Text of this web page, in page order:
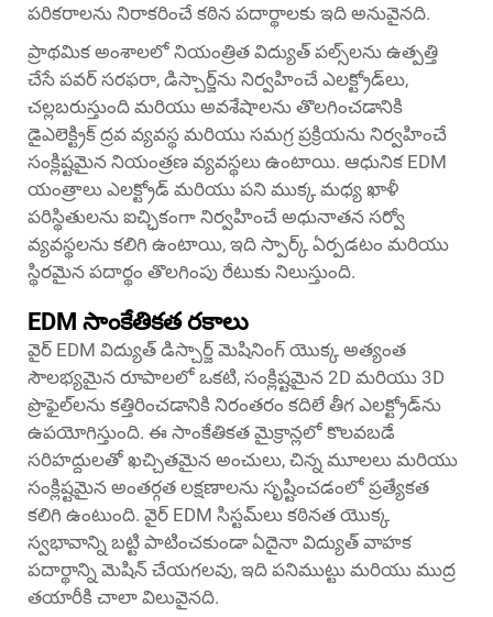
పరికరాలను నిరాకరించే కఠిన పదార్థాలకు ఇది అనువైనది.
ప్రాథమిక అంశాలలో నియంత్రిత విద్యుత్ పల్స్‌లను ఉత్పత్తి
చేసే పవర్ సరఫరా, డిస్చార్జ్‌ను నిర్వహించే ఎలక్ట్రోడ్‌లు,
చల్లబరుస్తుంది మరియు అవశేషాలను తొలగించడానికి
డైఎలెక్ట్రిక్ ద్రవ వ్యవస్థ మరియు సమగ్ర ప్రక్రియను నిర్వహించే
సంక్లిష్టమైన నియంత్రణ వ్యవస్థలు ఉంటాయి. ఆధునిక EDM
యంత్రాలు ఎలక్ట్రోడ్ మరియు పని ముక్క మధ్య ఖాళీ
పరిస్థితులను ఐచ్ఛికంగా నిర్వహించే అధునాతన సర్వో
వ్యవస్థలను కలిగి ఉంటాయి, ఇది స్పార్క్ ఏర్పడటం మరియు
స్థిరమైన పదార్థం తొలగింపు రేటుకు నిలుస్తుంది.
EDM సాంకేతికత రకాలు
వైర్ EDM విద్యుత్ డిస్చార్జ్ మెషినింగ్ యొక్క అత్యంత
సౌలభ్యమైన రూపాలలో ఒకటి, సంక్లిష్టమైన 2D మరియు 3D
ప్రొఫైల్‌లను కత్తిరించడానికి నిరంతరం కదిలే తీగ ఎలక్ట్రోడ్‌ను
ఉపయోగిస్తుంది. ఈ సాంకేతికత మైక్రాన్లలో కొలవబడే
సరిహద్దులతో ఖచ్చితమైన అంచులు, చిన్న మూలలు మరియు
సంక్లిష్టమైన అంతర్గత లక్షణాలను సృష్టించడంలో ప్రత్యేకత
కలిగి ఉంటుంది. వైర్ EDM సిస్టమ్‌లు కఠినత యొక్క
స్వభావాన్ని బట్టి పాటించకుండా ఏదైనా విద్యుత్ వాహక
పదార్థాన్ని మెషిన్ చేయగలవు, ఇది పనిముట్టు మరియు ముద్ర
తయారీకి చాలా విలువైనది.